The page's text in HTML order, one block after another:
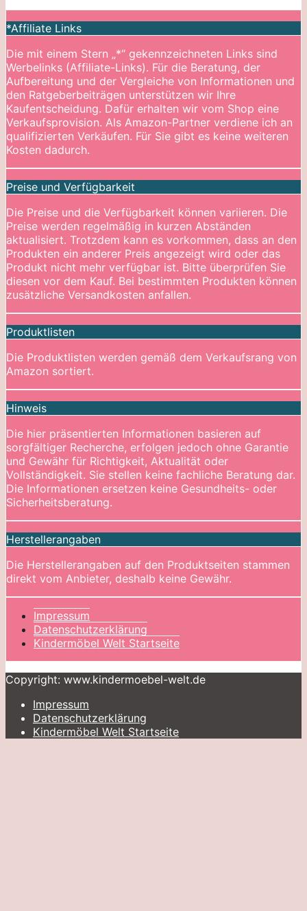
*Affiliate Links
Die mit einem Stern „*“ gekennzeichneten Links sind
Werbelinks (Affiliate-Links). Für die Beratung, der
Aufbereitung und der Vergleiche von Informationen und
den Ratgeberbeiträgen unterstützen wir Ihre
Kaufentscheidung. Dafür erhalten wir vom Shop eine
Verkaufsprovision. Als Amazon-Partner verdiene ich an
qualifizierten Verkäufen. Für Sie gibt es keine weiteren
Kosten dadurch.
Preise und Verfügbarkeit
Die Preise und die Verfügbarkeit können variieren. Die
Preise werden regelmäßig in kurzen Abständen
aktualisiert. Trotzdem kann es vorkommen, dass an den
Produkten ein anderer Preis angezeigt wird oder das
Produkt nicht mehr verfügbar ist. Bitte überprüfen Sie
diesen vor dem Kauf. Bei bestimmten Produkten können
zusätzliche Versandkosten anfallen.
Produktlisten
Die Produktlisten werden gemäß dem Verkaufsrang von
Amazon sortiert.
Hinweis
Die hier präsentierten Informationen basieren auf
sorgfältiger Recherche, erfolgen jedoch ohne Garantie
und Gewähr für Richtigkeit, Aktualität oder
Vollständigkeit. Sie stellen keine fachliche Beratung dar.
Die Informationen ersetzen keine Gesundheits- oder
Sicherheitsberatung.
Herstellerangaben
Die Herstellerangaben auf den Produktseiten stammen
direkt vom Anbieter, deshalb keine Gewähr.
Impressum
Datenschutzerklärung
Kindermöbel Welt Startseite
Copyright: www.kindermoebel-welt.de
Impressum
Datenschutzerklärung
Kindermöbel Welt Startseite